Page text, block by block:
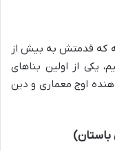
که قدمتش به بیش از
یکی از اولین بناهای
اوج معماری و دین